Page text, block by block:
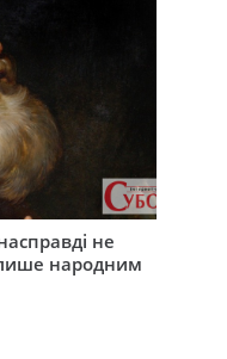
не
народним